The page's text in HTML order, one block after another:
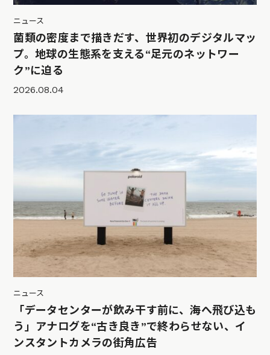
ニュース
菌類の密度まで描きだす、世界初のデジタルマッ
プ。地球の生態系を支える“足元のネットワー
ク”に迫る
2026.08.04
ニュース
「データセンターが飲み干す前に、海へ飛び込も
う」アナログを“古き良き”で終わらせない、イ
ンスタントカメラの街角広告